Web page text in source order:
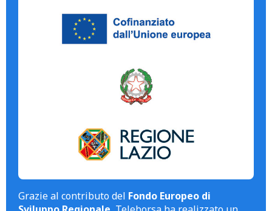
Grazie al contributo del Fondo Europeo di